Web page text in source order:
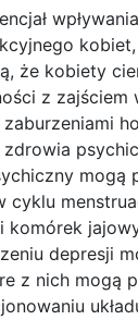
że kobiety
z zajściem
mogą
cyklu
komórek
depresji
z nich mogą